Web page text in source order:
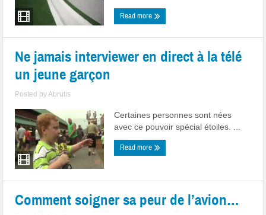
Read more
Ne jamais interviewer en direct à la télé
un jeune garçon
Posted byAbrutis
Certaines personnes sont nées
avec ce pouvoir spécial étoiles. ...
Read more
Comment soigner sa peur de l’avion…